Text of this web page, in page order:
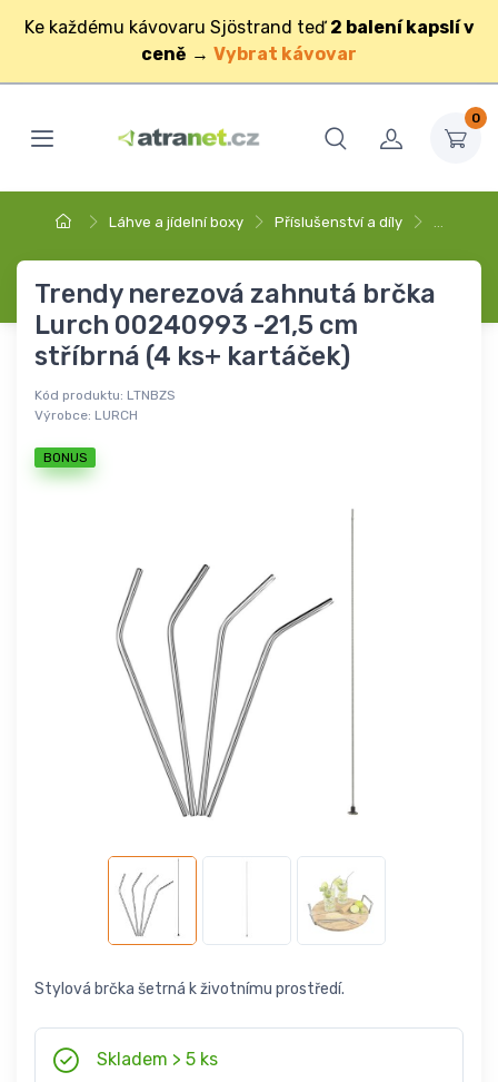
Ke každému kávovaru Sjöstrand teď 2 balení kapslí v
ceně → Vybrat kávovar
0
Láhve a jídelní boxy Příslušenství a díly
Trendy nerezová zahnutá brčka
Lurch 00240993 -21,5 cm
stříbrná (4 ks+ kartáček)
Kód produktu: LTNBZS
Výrobce: LURCH
BONUS
Stylová brčka šetrná k životnímu prostředí.
Skladem > 5 ks